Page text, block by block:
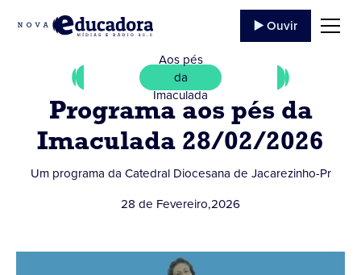
▶️ Ouvir
Aos pés
da
Imaculada
Programa aos pés da
Imaculada 28/02/2026
Um programa da Catedral Diocesana de Jacarezinho-Pr
28 de Fevereiro,2026